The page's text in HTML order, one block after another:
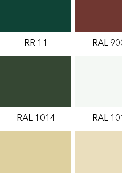
RR 11 RAL
RAL 1014 RAL